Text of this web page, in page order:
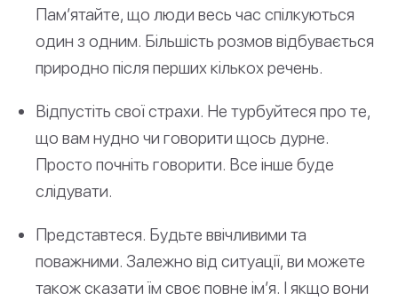
Пам’ятайте, що люди весь час спілкуються
один з одним. Більшість розмов відбувається
природно після перших кількох речень.
Відпустіть свої страхи. Не турбуйтеся про те,
що вам нудно чи говорити щось дурне.
Просто почніть говорити. Все інше буде
слідувати.
Представтеся. Будьте ввічливими та
поважними. Залежно від ситуації, ви можете
також сказати їм своє повне ім’я. І якщо вони